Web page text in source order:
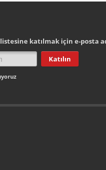
katılmak için e-posta